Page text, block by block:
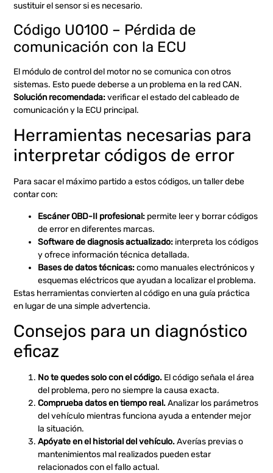
sustituir el sensor si es necesario.
Código U0100 – Pérdida de
comunicación con la ECU
El módulo de control del motor no se comunica con otros
sistemas. Esto puede deberse a un problema en la red CAN.
Solución recomendada:verificar el estado del cableado de
comunicación y la ECU principal.
Herramientas necesarias para
interpretar códigos de error
Para sacar el máximo partido a estos códigos, un taller debe
contar con:
Escáner OBD-II profesional: permite leer y borrar códigos
de error en diferentes marcas.
Software de diagnosis actualizado: interpreta los códigos
y ofrece información técnica detallada.
Bases de datos técnicas:como manuales electrónicos y
esquemas eléctricos que ayudan a localizar el problema.
Estas herramientas convierten al código en una guía práctica
en lugar de una simple advertencia.
Consejos para un diagnóstico
eficaz
No te quedes solo con el código. El código señala el área
del problema, pero no siempre la causa exacta.
Comprueba datos en tiempo real.Analizar los parámetros
del vehículo mientras funciona ayuda a entender mejor
la situación.
Apóyate en el historial del vehículo.Averías previas o
mantenimientos mal realizados pueden estar
relacionados con el fallo actual.